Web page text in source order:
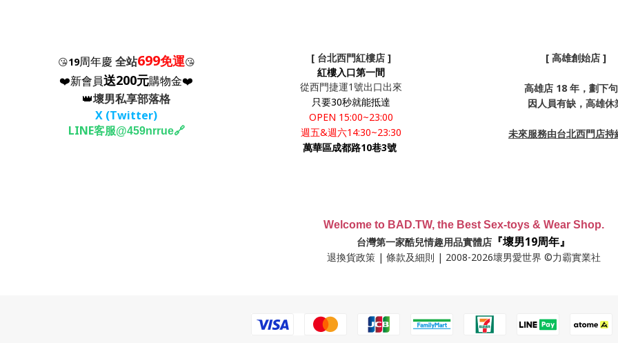
😘19周年慶 全站699免運😘
❤️新會員送200元購物金❤️
👑壞男私享部落格
X (Twitter)
LINE客服@459nrrue🔗
[ 台北西門紅樓店 ]
紅樓入口第一間
從西門捷運1號出口出來
只要30秒就能抵達
OPEN 15:00~23:00
週五&週六14:30~23:30
萬華區成都路10巷3號
[ 高雄創始店 ]
高雄店 18 年，劃下
因人員有缺，高雄休
未來服務由台北西門店持
Welcome to BAD.TW, the Best Sex-toys & Wear Shop.
台灣第一家酷兒情趣用品實體店 『壞男19周年』
退換貨政策| 條款及細則 | 2008-2026壞男愛世界 ©力霸實業社